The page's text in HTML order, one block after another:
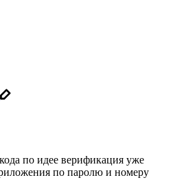
по идее верификация уже
по паролю и номеру